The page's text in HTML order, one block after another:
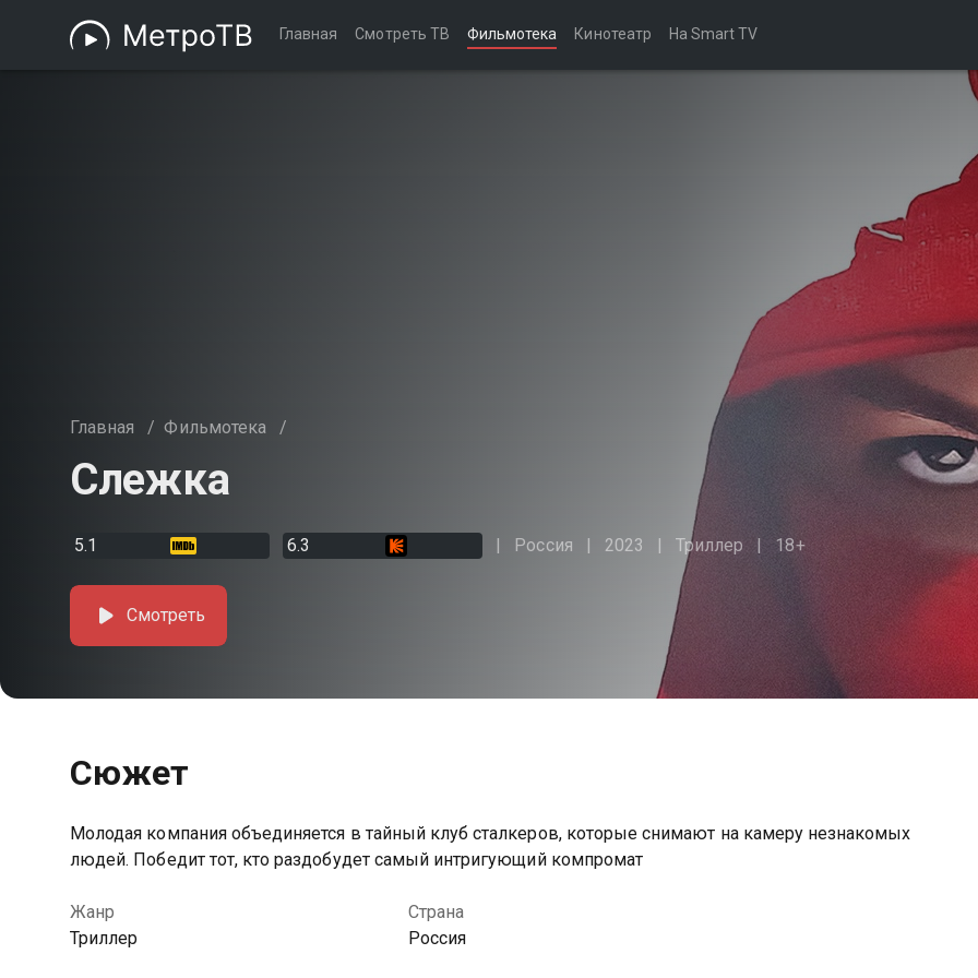
Главная Смотреть ТВ Фильмотека Кинотеатр На Smart TV
Главная / Фильмотека /
Слежка
5.1 6.3 Россия 2023 Триллер 18+
Смотреть
Сюжет
Молодая компания объединяется в тайный клуб сталкеров, которые снимают на камеру незнакомых
людей. Победит тот, кто раздобудет самый интригующий компромат
Жанр
Триллер
Страна
Россия